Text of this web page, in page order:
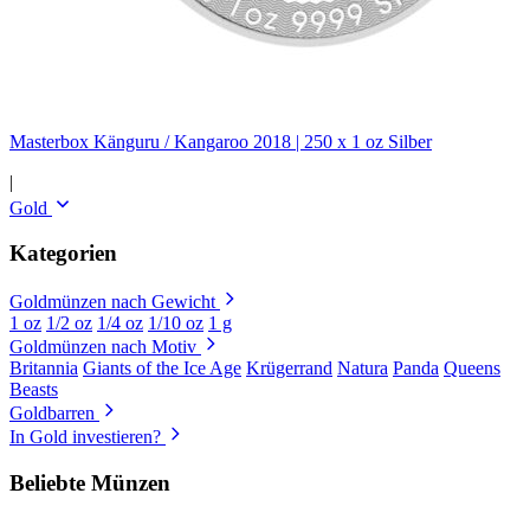
Masterbox Känguru / Kangaroo 2018 | 250 x 1 oz Silber
|
Gold
Kategorien
Goldmünzen nach Gewicht
1 oz 1/2 oz 1/4 oz 1/10 oz 1 g
Goldmünzen nach Motiv
Britannia Giants of the Ice Age Krügerrand Natura Panda Queens
Beasts
Goldbarren
In Gold investieren?
Beliebte Münzen